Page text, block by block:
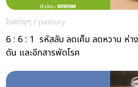
โรคต่างๆ / panniry
6 : 6 : 1 รหัสลับ ลดเค็ม ลดหวาน ห่า
ดัน และอีกสารพัดโรค